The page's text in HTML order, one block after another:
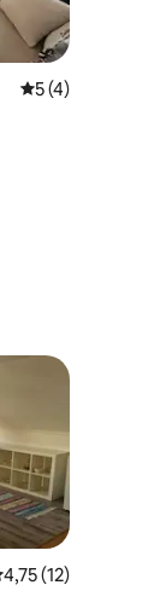
Átlagos
5 (4)
értékelés: 5/
4,75 (12)